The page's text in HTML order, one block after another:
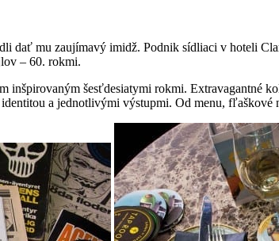
dať mu zaujímavý imidž. Podnik sídliaci v hoteli
– 60. rokmi.
šesťdesiatymi rokmi. Extravagantné
a jednotlivými výstupmi. Od menu,